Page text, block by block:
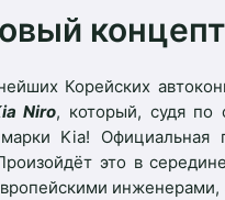
Корейских
Niro, который, судя по
Kia! Официальная
это в